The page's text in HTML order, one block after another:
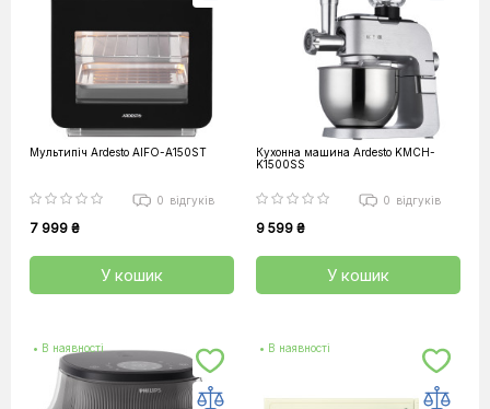
Мультипіч Ardesto AIFO-A150ST
0 відгуків
7 999 ₴
У кошик
Кухонна машина Ardesto KMCH-
K1500SS
0 відгуків
9 599 ₴
У кошик
• В наявності • В наявності